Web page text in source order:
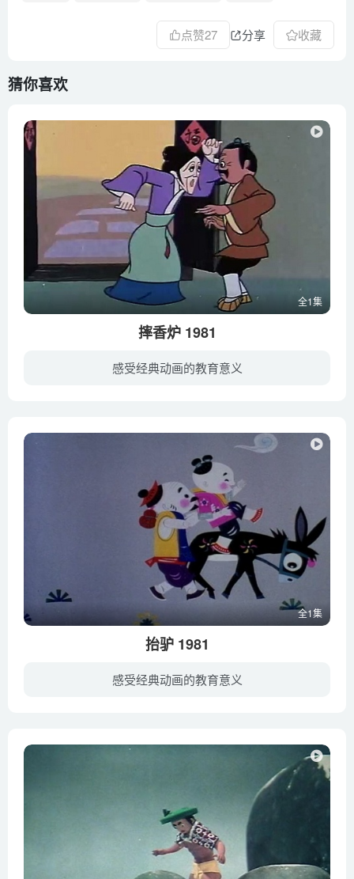
点赞27 分享 收藏
猜你喜欢
全1集
摔香炉 1981
感受经典动画的教育意义
全1集
抬驴 1981
感受经典动画的教育意义